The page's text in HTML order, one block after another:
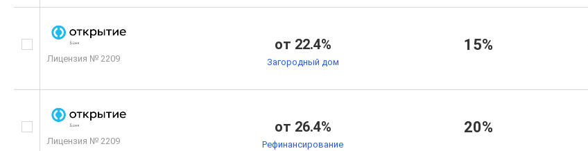
Лицензия № 2209
от 22.4%
Загородный дом
15%
Лицензия № 2209
от 26.4%
Рефинансирование
20%